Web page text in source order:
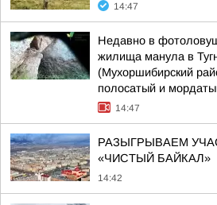
14:47
Недавно в
жилища манула в
(Мухоршибирский
полосатый и
14:47
РАЗЫГРЫВАЕМ
«ЧИСТЫЙ БАЙКАЛ»
14:42